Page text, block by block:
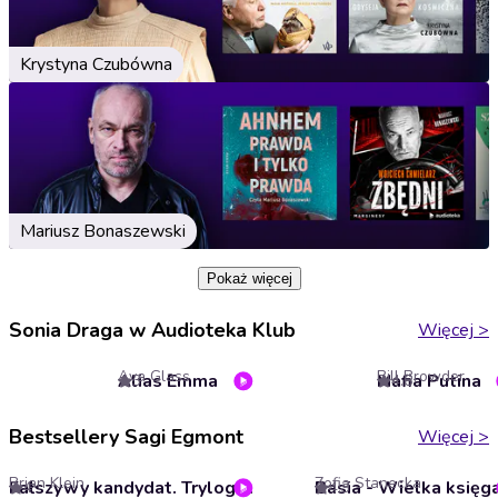
Krystyna Czubówna
Mariusz Bonaszewski
Pokaż więcej
Sonia Draga w Audioteka Klub Więcej >
Alias Emma
Ava Glass
3 Mafia Putina
Bill Browder
4.6
Bestsellery Sagi Egmont Więcej >
Fałszywy kandydat. Trylogia Rzeszy. Tom 1
Brian Klein
4 Basia - Wielka
Zofia Stanecka
4.3